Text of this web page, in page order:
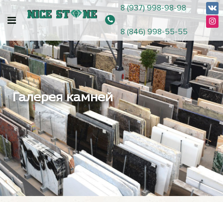
8 (937) 998-98-98
8 (846) 998-55-55
Галерея камней